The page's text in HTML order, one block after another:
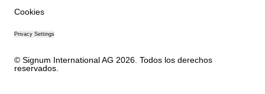
Cookies
Privacy Settings
© Signum International AG 2026. Todos los derechos
reservados.